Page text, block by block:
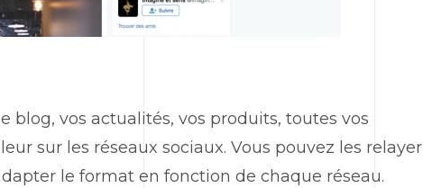
blog, vos actualités, vos produits, toutes vos
sur les réseaux sociaux. Vous pouvez les relayer
le format en fonction de chaque réseau.